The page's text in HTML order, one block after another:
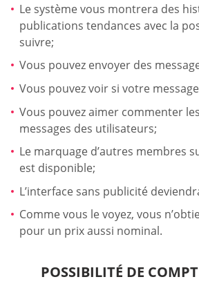
Le système vous montrera des
publications tendances avec la
suivre;
Vous pouvez envoyer des
Vous pouvez voir si votre
Vous pouvez aimer commenter
messages des utilisateurs;
Le marquage d’autres membres
est disponible;
L’interface sans publicité
Comme vous le voyez, vous
pour un prix aussi nominal.
POSSIBILITÉ DE